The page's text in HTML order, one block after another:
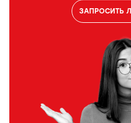
ЗАПРОСИТЬ